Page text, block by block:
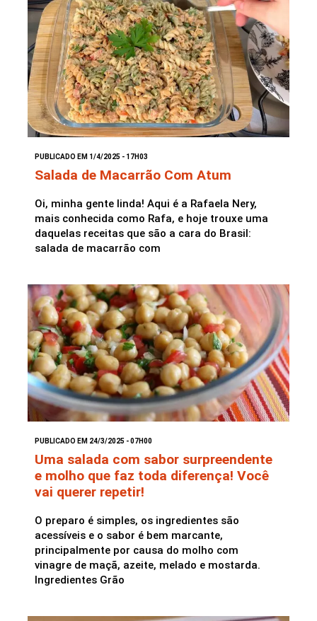
PUBLICADO EM 1/4/2025 - 17H03
Salada de Macarrão Com Atum
Oi, minha gente linda! Aqui é a Rafaela Nery,
mais conhecida como Rafa, e hoje trouxe uma
daquelas receitas que são a cara do Brasil:
salada de macarrão com
PUBLICADO EM 24/3/2025 - 07H00
Uma salada com sabor surpreendente
e molho que faz toda diferença! Você
vai querer repetir!
O preparo é simples, os ingredientes são
acessíveis e o sabor é bem marcante,
principalmente por causa do molho com
vinagre de maçã, azeite, melado e mostarda.
Ingredientes Grão